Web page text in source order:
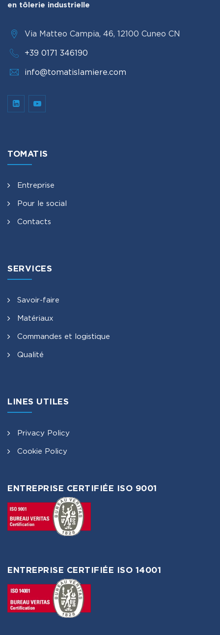
en tôlerie industrielle
Via Matteo Campia, 46, 12100 Cuneo CN
+39 0171 346190
info@tomatislamiere.com
TOMATIS
Entreprise
Pour le social
Contacts
SERVICES
Savoir-faire
Matériaux
Commandes et logistique
Qualité
LINES UTILES
Privacy Policy
Cookie Policy
ENTREPRISE CERTIFIÉE ISO 9001
ENTREPRISE CERTIFIÉE ISO 14001